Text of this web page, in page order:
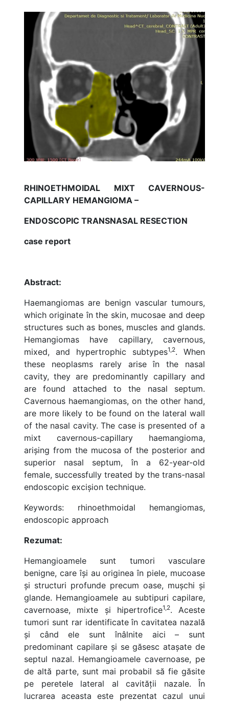
RHINOETHMOIDAL MIXT CAVERNOUS-
CAPILLARY HEMANGIOMA –
ENDOSCOPIC TRANSNASAL RESECTION
case report
Abstract:
Haemangiomas are benign vascular tumours,
which originate în the skin, mucosae and deep
structures such as bones, muscles and glands.
Hemangiomas have capillary, cavernous,
mixed, and hypertrophic subtypes1,2. When
these neoplasms rarely arise în the nasal
cavity, they are predominantly capillary and
are found attached to the nasal septum.
Cavernous haemangiomas, on the other hand,
are more likely to be found on the lateral wall
of the nasal cavity. The case is presented of a
mixt cavernous-capillary haemangioma,
arișing from the mucosa of the posterior and
superior nasal septum, în a 62-year-old
female, successfully treated by the trans-nasal
endoscopic excișion technique.
Keywords: rhinoethmoidal hemangiomas,
endoscopic approach
Rezumat:
Hemangioamele sunt tumori vasculare
benigne, care își au originea în piele, mucoase
și structuri profunde precum oase, mușchi și
glande. Hemangioamele au subtipuri capilare,
cavernoase, mixte și hipertrofice1,2. Aceste
tumori sunt rar identificate în cavitatea nazală
și când ele sunt înâlnite aici – sunt
predominant capilare și se găsesc atașate de
septul nazal. Hemangioamele cavernoase, pe
de altă parte, sunt mai probabil să fie găsite
pe peretele lateral al cavității nazale. În
lucrarea aceasta este prezentat cazul unui